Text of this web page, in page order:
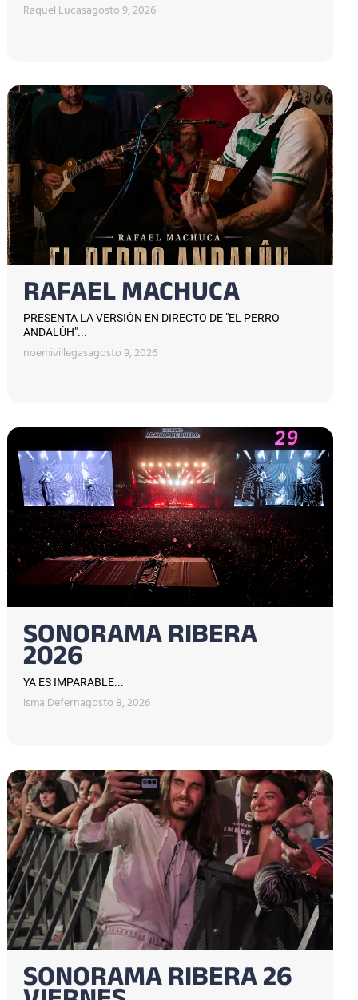
Raquel Lucasagosto 9, 2026
RAFAEL MACHUCA
PRESENTA LA VERSIÓN EN DIRECTO DE "EL PERRO
ANDALÛH"...
noemivillegasagosto 9, 2026
SONORAMA RIBERA
2026
YA ES IMPARABLE...
Isma Defernagosto 8, 2026
SONORAMA RIBERA 26